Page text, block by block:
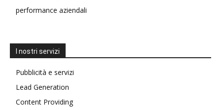
performance aziendali
I nostri servizi
Pubblicità e servizi
Lead Generation
Content Providing